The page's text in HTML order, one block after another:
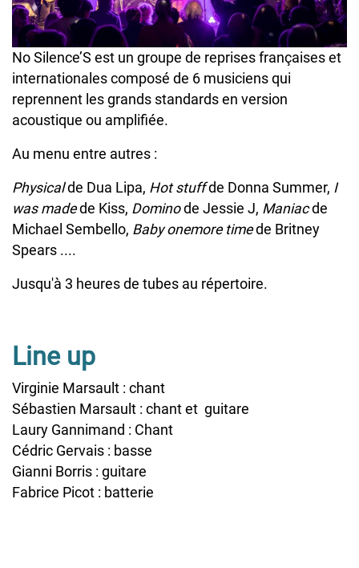
No Silence’S est un groupe de reprises françaises et
internationales composé de 6 musiciens qui
reprennent les grands standards en version
acoustique ou amplifiée.
Au menu entre autres :
Physicalde Dua Lipa, Hot stuffde Donna Summer, I
was madede Kiss, Dominode Jessie J, Maniacde
Michael Sembello, Baby onemore timede Britney
Spears ....
Jusqu'à 3 heures de tubes au répertoire.
Line up
Virginie Marsault : chant
Sébastien Marsault : chant et guitare
Laury Gannimand : Chant
Cédric Gervais : basse
Gianni Borris : guitare
Fabrice Picot : batterie